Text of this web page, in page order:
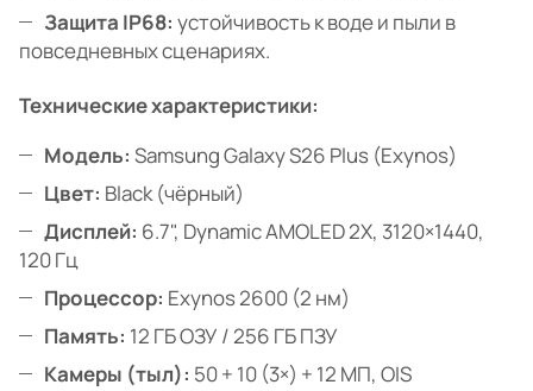
Защита IP68: устойчивость к воде и пыли в
повседневных сценариях.
Технические характеристики:
Модель: Samsung Galaxy S26 Plus (Exynos)
Цвет: Black (чёрный)
Дисплей: 6.7", Dynamic AMOLED 2X, 3120×1440,
120 Гц
Процессор: Exynos 2600 (2 нм)
Память: 12 ГБ ОЗУ / 256 ГБ ПЗУ
Камеры (тыл): 50 + 10 (3×) + 12 МП, OIS